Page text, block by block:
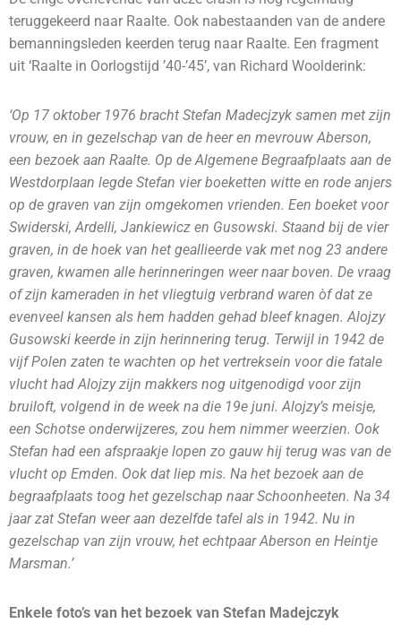
teruggekeerd naar Raalte. Ook nabestaanden van de andere
bemanningsleden keerden terug naar Raalte. Een fragment
uit ‘Raalte in Oorlogstijd ’40-’45’, van Richard Woolderink:
‘Op 17 oktober 1976 bracht Stefan Madecjzyk samen met zijn
vrouw, en in gezelschap van de heer en mevrouw Aberson,
een bezoek aan RaaIte. Op de Algemene Begraafplaats aan de
Westdorplaan legde Stefan vier boeketten witte en rode anjers
op de graven van zijn omgekomen vrienden. Een boeket voor
Swiderski, Ardelli, Jankiewicz en Gusowski. Staand bij de vier
graven, in de hoek van het geallieerde vak met nog 23 andere
graven, kwamen alle herinneringen weer naar boven. De vraag
of zijn kameraden in het vliegtuig verbrand waren òf dat ze
evenveel kansen als hem hadden gehad bleef knagen. Alojzy
Gusowski keerde in zijn herinnering terug. Terwijl in 1942 de
vijf Polen zaten te wachten op het vertreksein voor die fatale
vlucht had Alojzy zijn makkers nog uitgenodigd voor zijn
bruiloft, volgend in de week na die 19e juni. Alojzy’s meisje,
een Schotse onderwijzeres, zou hem nimmer weerzien. Ook
Stefan had een afspraakje lopen zo gauw hij terug was van de
vlucht op Emden. Ook dat liep mis. Na het bezoek aan de
begraafplaats toog het gezelschap naar Schoonheeten. Na 34
jaar zat Stefan weer aan dezelfde tafel als in 1942. Nu in
gezelschap van zijn vrouw, het echtpaar Aberson en Heintje
Marsman.’
Enkele foto’s van het bezoek van Stefan Madejczyk